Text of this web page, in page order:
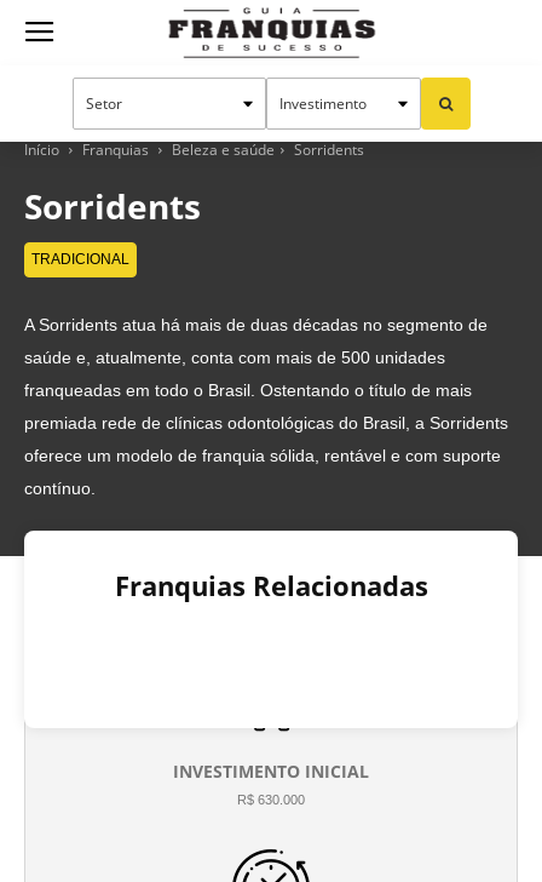
Guia
Franquias
Sucesso
Início Franquias Beleza e saúde Sorridents
Sorridents
TRADICIONAL
A Sorridents atua há mais de duas décadas no segmento de
saúde e, atualmente, conta com mais de 500 unidades
franqueadas em todo o Brasil. Ostentando o título de mais
premiada rede de clínicas odontológicas do Brasil, a Sorridents
oferece um modelo de franquia sólida, rentável e com suporte
contínuo.
Franquias Relacionadas
INVESTIMENTO INICIAL
R$ 630.000